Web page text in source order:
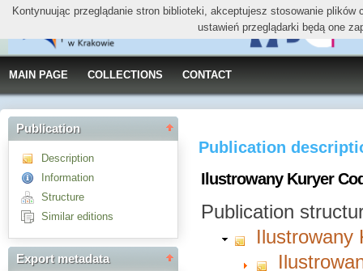
MAIN PAGE COLLECTIONS CONTACT
Publication
Description
Information
Structure
Similar editions
Export metadata
Publication
Ilustrowany Kuryer
Publication
Ilustrowany
Kontynuując przeglądanie stron biblioteki, akceptujesz stosowanie
ustawień przeglądarki będą one